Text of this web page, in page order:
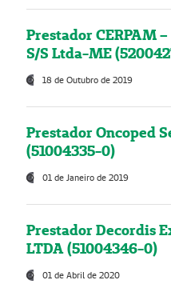
Prestador CERPAM
S/S Ltda-ME
18 de Outubro de 2019
Prestador Oncoped
(51004335-0)
01 de Janeiro de 2019
Prestador Decordis
LTDA (51004346-0)
01 de Abril de 2020